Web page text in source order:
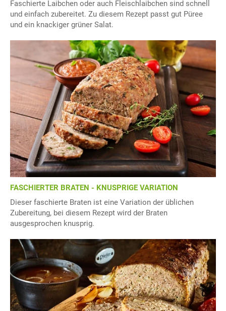
Faschierte Laibchen oder auch Fleischlaibchen sind schnell
und einfach zubereitet. Zu diesem Rezept passt gut Püree
und ein knackiger grüner Salat.
FASCHIERTER BRATEN - KNUSPRIGE VARIATION
Dieser faschierte Braten ist eine Variation der üblichen
Zubereitung, bei diesem Rezept wird der Braten
ausgesprochen knusprig.